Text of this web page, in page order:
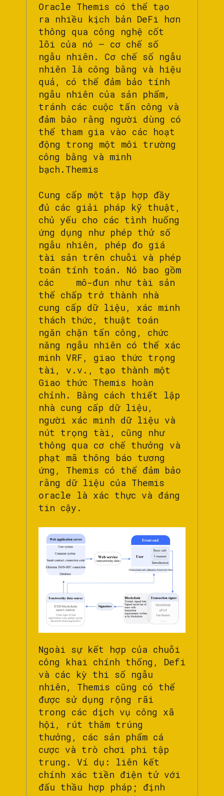
Oracle Themis có thể tạo
ra nhiều kịch bản DeFi hơn
thông qua công nghệ cốt
lõi của nó – cơ chế số
ngẫu nhiên. Cơ chế số ngẫu
nhiên là công bằng và hiệu
quả, có thể đảm bảo tính
ngẫu nhiên của sản phẩm,
tránh các cuộc tấn công và
đảm bảo rằng người dùng có
thể tham gia vào các hoạt
động trong một môi trường
công bằng và minh
bạch.Themis
Cung cấp một tập hợp đầy
đủ các giải pháp kỹ thuật,
chủ yếu cho các tình huống
ứng dụng như phép thử số
ngẫu nhiên, phép đo giá
tài sản trên chuỗi và phép
toán tính toán. Nó bao gồm
các mô-đun như tài sản
thế chấp trở thành nhà
cung cấp dữ liệu, xác minh
thách thức, thuật toán
ngăn chặn tấn công, chức
năng ngẫu nhiên có thể xác
minh VRF, giao thức trọng
tài, v.v., tạo thành một
Giao thức Themis hoàn
chỉnh. Bằng cách thiết lập
nhà cung cấp dữ liệu,
người xác minh dữ liệu và
nút trọng tài, cũng như
thông qua cơ chế thưởng và
phạt mã thông báo tương
ứng, Themis có thể đảm bảo
rằng dữ liệu của Themis
oracle là xác thực và đáng
tin cậy.
Ngoài sự kết hợp của chuỗi
công khai chính thống, Defi
và các kỳ thi số ngẫu
nhiên, Themis cũng có thể
được sử dụng rộng rãi
trong các dịch vụ công xã
hội, rút ​​thăm trúng
thưởng, các sản phẩm cá
cược và trò chơi phi tập
trung. Ví dụ: liên kết
chính xác tiền điện tử với
đấu thầu hợp pháp; định